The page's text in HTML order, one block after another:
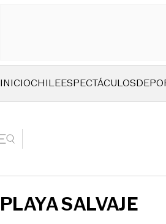
INICIOCHILEESPECTÁCULOS
PLAYA SALVAJE